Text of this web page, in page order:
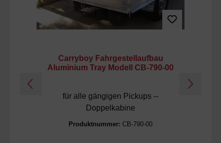
Carryboy Fahrgestellaufbau
Aluminium Tray Modell CB-790-00
für alle gängigen Pickups --
Doppelkabine
Produktnummer: CB-790-00